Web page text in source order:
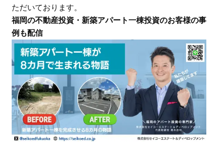
ただいております。
福岡の不動産投資・新築アパート一棟投資のお客様の事
例も配信